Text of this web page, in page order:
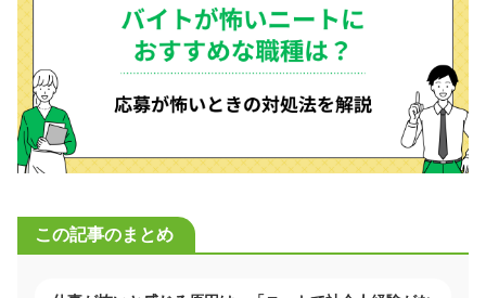
この記事のまとめ